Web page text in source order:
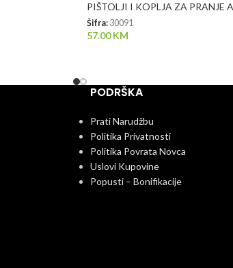
PIŠTOLJI I KOPLJA ZA PRANJE
Šifra: 30091
57.00KM
PODRŠKA
Prati Narudžbu
Politika Privatnosti
Politika Povrata Novca
Uslovi Kupovine
Popusti – Bonifikacije